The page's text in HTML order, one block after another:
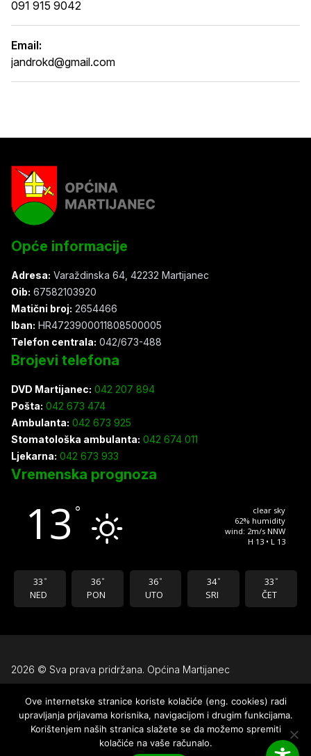
091 915 9042
Email:
jandrokd@gmail.com
Opće informacije
Adresa: Varaždinska 64, 42232 Martijanec
Oib: 67582103920
Matični broj: 2654466
Iban: HR4723900011808500005
Telefon centrala: 042/673-488
Brojevi telefona
DVD Martijanec: 042 207 894
Pošta: 042 673 474
Ambulanta: 042 673 925
Stomatološka ambulanta: 042 674 011
Ljekarna: 042 673 933
Vremenska prognoza
13 °
clear sky
62% humidity
wind: 2m/s NNW
H 13 • L 13
33 °
NED
36 °
PON
36 °
UTO
34 °
SRI
33 °
ČET
2026 © Sva prava pridržana. Općina Martijanec
Uvjeti korištenja
Pravila privatnosti
Izjava o pristupačnosti
Ove internetske stranice koriste kolačiće (eng. cookies) radi
upravljanja prijavama korisnika, navigacijom i drugim funkcijama.
Korištenjem naših stranica slažete se da možemo spremiti
kolačiće na vaše računalo.